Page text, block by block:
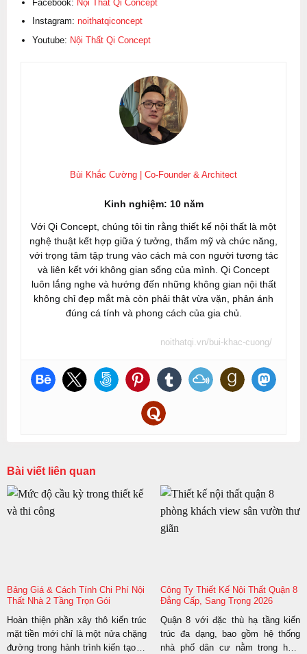
Facebook: Nội Thất Qi Concept
Instagram: noithatqiconcept
Youtube: Nội Thất Qi Concept
Bùi Khắc Cường | Co-Founder & Architect
Kinh nghiệm: 10 năm
Với Qi Concept, chúng tôi tin rằng thiết kế nội thất là một
nghệ thuật kết hợp giữa ý tưởng, thẩm mỹ và chức năng,
với trọng tâm tập trung vào cách mà con người tương tác
và liên kết với không gian sống của mình. Qi Concept
luôn lắng nghe và hướng đến những không gian nội thất
không chỉ đẹp mắt mà còn phải thật vừa vặn, phản ánh
đúng cá tính và phong cách của gia chủ.
noithatqi.vn/bui-khac-cuong/
Bài viết liên quan
Bảng Giá & Cách Tính Chi Phí Nội
Thất Nhà 2 Tầng Trọn Gói
Hoàn thiện phần xây thô kiến trúc
mặt tiền mới chỉ là một nửa chặng
đường trong hành trình kiến tạo tổ
Công Ty Thiết Kế Nội Thất Quận 8
Đẳng Cấp, Sang Trọng 2026
Quận 8 với đặc thù hạ tầng kiến
trúc đa dạng, bao gồm hệ thống
nhà phố dân cư nằm trong hẻm